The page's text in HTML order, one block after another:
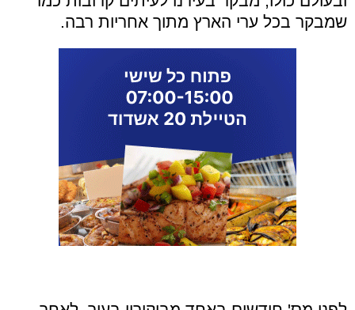
שמבקר בכל ערי הארץ מתוך אחריות רבה.